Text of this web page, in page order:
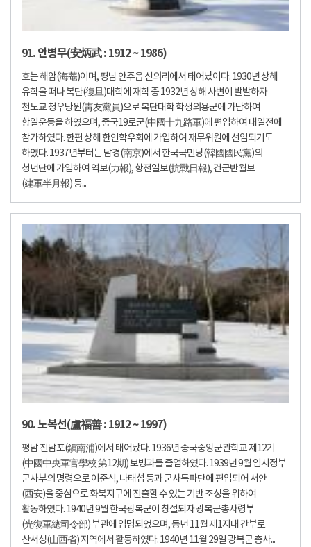
91. 안병무(安炳武 : 1912 ~ 1986)
호는 해암(海菴)이며, 평남 안주읍 신의리에서 태어났이다. 1930년 상해
유학을 떠나 복단(復旦)대학에 재학 중 1932년 상해 사변이 발발하자
천도교 청우당원(靑友黨員)으로 복단대학 학생의용군에 가담하여
항일운동을 하였으며, 중국19로군(中國十九路軍)에 편입하여 대일전에
참가하였다. 한편 상해 한인학우회에 가입하여 재무위원에 선임되기도
하였다. 1937년부터는 남경(南京)에서 한국국민당(韓國國民黨)의
청년단에 가입하여 역보(力報), 항전일보(抗戰日報), 건군반월보
(建軍半月報) 등...
90. 노복선(盧福善 : 1912 ~ 1997)
평남 진남포(鎭南浦)에서 태어났다. 1936년 중국중앙군관학교 제12기
(中國中央軍官學校 第12期) 보병과를 졸업하였다. 1939년 9월 임시정부
군사부의 명령으로 이준식, 나태섭 등과 군사특파단에 편입되어 서안
(西安)을 중심으로 화북지구에 진출할 수 있는 기반 조성을 위하여
활동하였다. 1940년 9월 한국광복군이 창설되자 광복군총사령부
(光復軍總司令部) 부관에 임명되었으며, 동년 11월 제1지대 간부로
산서성(山西省) 지역에서 활동하였다. 1940년 11월 29일 광복군 총사...